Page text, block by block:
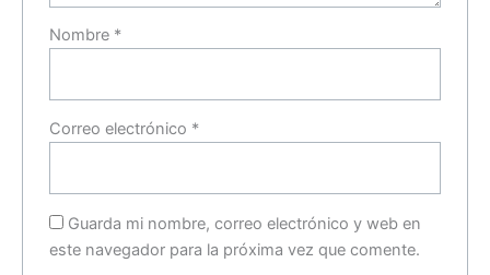
Nombre *
Correo electrónico *
Guarda mi nombre, correo electrónico y web en
este navegador para la próxima vez que comente.